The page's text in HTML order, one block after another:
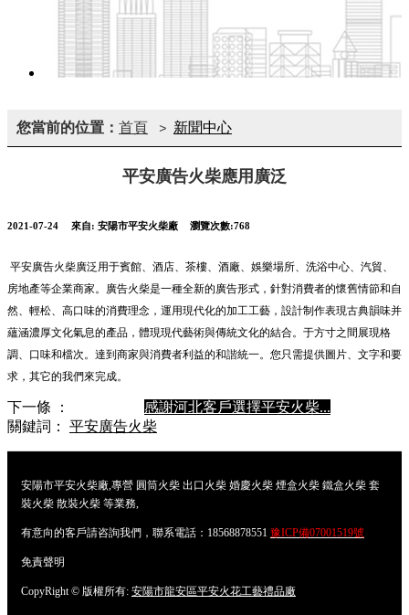
您當前的位置： 首頁 > 新聞中心
平安廣告火柴應用廣泛
2021-07-24 來自: 安陽市平安火柴廠 瀏覽次數:768
平安廣告火柴廣泛用于賓館、酒店、茶樓、酒廠、娛樂場所、洗浴中心、汽貿、
房地產等企業商家。廣告火柴是一種全新的廣告形式，針對消費者的懷舊情節和自
然、輕松、高口味的消費理念，運用現代化的加工工藝，設計制作表現古典韻味并
蘊涵濃厚文化氣息的產品，體現現代藝術與傳統文化的結合。于方寸之間展現格
調、口味和檔次。達到商家與消費者利益的和諧統一。您只需提供圖片、文字和要
求，其它的我們來完成。
下一條 ：
感謝河北客戶選擇平安火柴...
關鍵詞： 平安廣告火柴
安陽市平安火柴廠,專營 圓筒火柴 出口火柴 婚慶火柴 煙盒火柴 鐵盒火柴 套
裝火柴 散裝火柴 等業務,
有意向的客戶請咨詢我們，聯系電話：18568878551 豫ICP備07001519號
免責聲明
CopyRight © 版權所有: 安陽市龍安區平安火花工藝禮品廠